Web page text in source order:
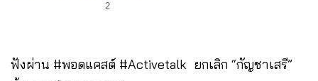
2
ฟังผ่าน #พอดแคสต์ #Activetalk ยกเลิก “กัญชาเสรี”